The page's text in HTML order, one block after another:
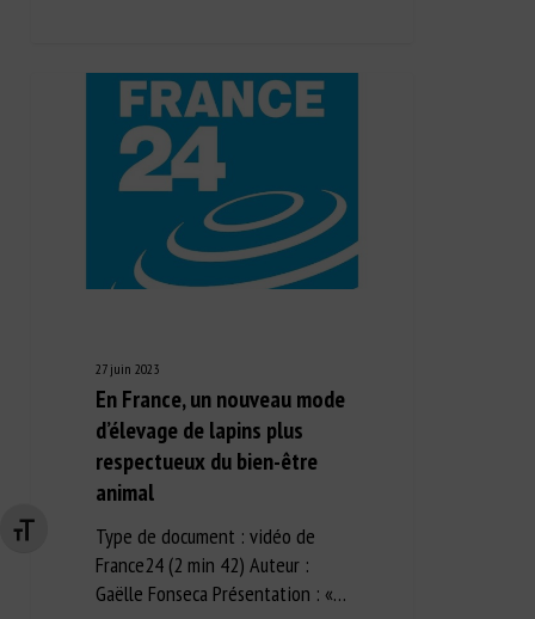
Changer la taille de la police
27 juin 2023
En France, un nouveau mode
d’élevage de lapins plus
respectueux du bien-être
animal
Type de document : vidéo de
France24 (2 min 42) Auteur :
Gaëlle Fonseca Présentation : «…